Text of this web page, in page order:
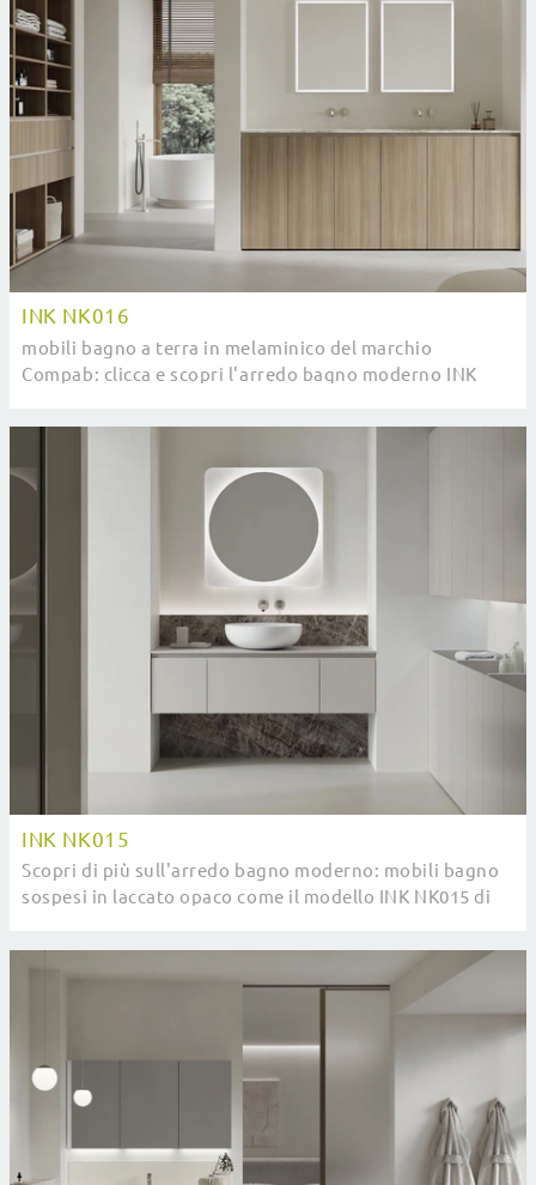
INK NK016
mobili bagno a terra in melaminico del marchio
Compab: clicca e scopri l'arredo bagno moderno INK
INK NK015
Scopri di più sull'arredo bagno moderno: mobili bagno
sospesi in laccato opaco come il modello INK NK015 di